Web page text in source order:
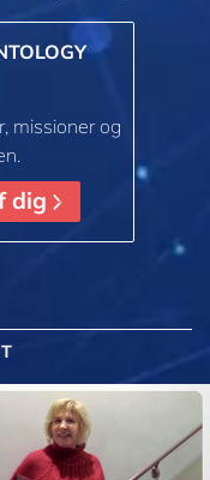
missioner og
dig